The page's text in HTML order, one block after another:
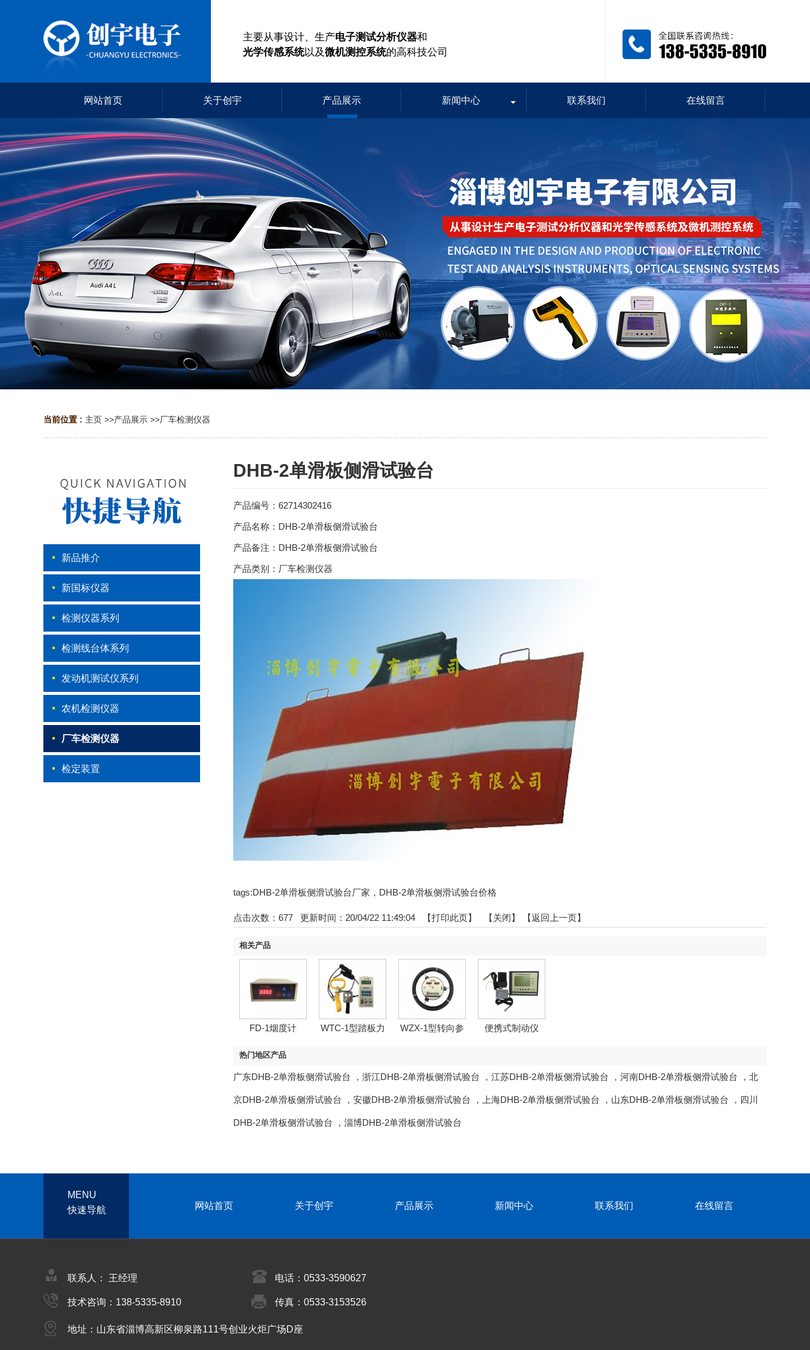
主要从事设计、生产电子测试分析仪器和
光学传感系统以及微机测控系统的高科技公司
网站首页 关于创宇 产品展示 新闻中心 联系我们 在线留言
当前位置 : 主页 >>产品展示 >>厂车检测仪器
新品推介
新国标仪器
检测仪器系列
检测线台体系列
发动机测试仪系列
农机检测仪器
厂车检测仪器
检定装置
DHB-2单滑板侧滑试验台
产品编号：62714302416
产品名称：DHB-2单滑板侧滑试验台
产品备注：DHB-2单滑板侧滑试验台
产品类别：厂车检测仪器
tags:DHB-2单滑板侧滑试验台厂家，DHB-2单滑板侧滑试验台价格
点击次数： 677 更新时间：20/04/22 11:49:04 【打印此页】 【关闭】 【返回上一页】
相关产品
FD-1烟度计
WTC-1型踏板力
WZX-1型转向参
便携式制动仪
热门地区产品
广东DHB-2单滑板侧滑试验台 ， 浙江DHB-2单滑板侧滑试验台 ， 江苏DHB-2单滑板侧滑试验台 ， 河南DHB-2单滑板侧滑试验台 ， 北
京DHB-2单滑板侧滑试验台 ， 安徽DHB-2单滑板侧滑试验台 ， 上海DHB-2单滑板侧滑试验台 ， 山东DHB-2单滑板侧滑试验台 ， 四川
DHB-2单滑板侧滑试验台 ， 淄博DHB-2单滑板侧滑试验台
MENU
快速导航
网站首页 关于创宇 产品展示 新闻中心 联系我们 在线留言
联系人： 王经理
技术咨询：138-5335-8910
电话：0533-3590627
传真：0533-3153526
地址：山东省淄博高新区柳泉路111号创业火炬广场D座